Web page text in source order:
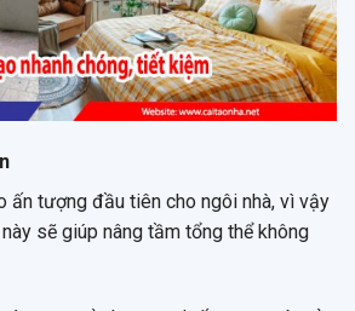
ấn tượng đầu tiên cho ngôi nhà, vì vậy
sẽ giúp nâng tầm tổng thể không